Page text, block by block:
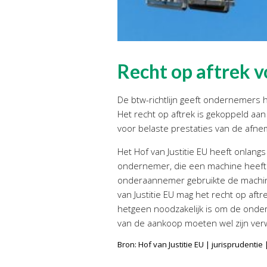
Recht op aftrek
De btw-richtlijn geeft ondernemers
Het recht op aftrek is gekoppeld
voor belaste prestaties van de
Het Hof van Justitie EU heeft
ondernemer, die een machine
onderaannemer gebruikte de
van Justitie EU mag het recht op
hetgeen noodzakelijk is om de
van de aankoop moeten wel zijn
Bron: Hof van Justitie EU |